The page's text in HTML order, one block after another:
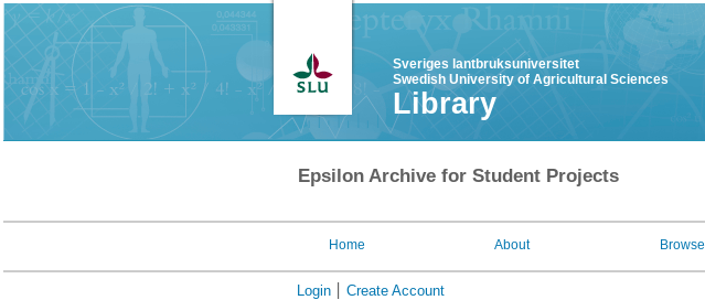
Sveriges lantbruksuniversitet
Swedish University of Agricultural Sciences
Library
Epsilon Archive for Student Projects
Home About Browse
Login Create Account